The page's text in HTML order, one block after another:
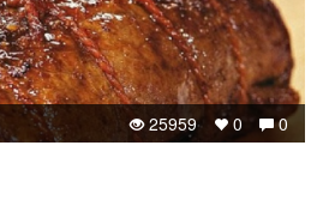
0
0
25959